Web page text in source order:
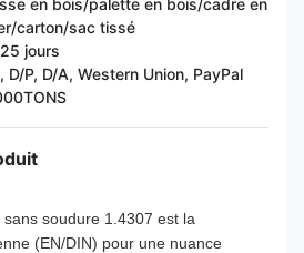
en bois/palette en bois/cadre en
carton/sac tissé
jours
D/P, D/A, Western Union, PayPal
soudure 1.4307 est la
(EN/DIN) pour une nuance